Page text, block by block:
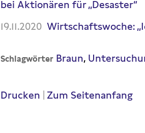
bei Aktionären für „Desaster“
19.11.2020 Wirtschaftswoche:
Schlagwörter Braun
Drucken Zum Seitenanfang